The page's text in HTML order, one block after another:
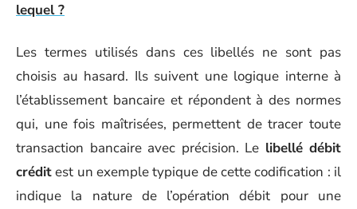
lequel ?
Les termes utilisés dans ces libellés ne sont pas
choisis au hasard. Ils suivent une logique interne à
l’établissement bancaire et répondent à des normes
qui, une fois maîtrisées, permettent de tracer toute
transaction bancaire avec précision. Le libellé débit
créditest un exemple typique de cette codification : il
indique la nature de l’opération débit pour une